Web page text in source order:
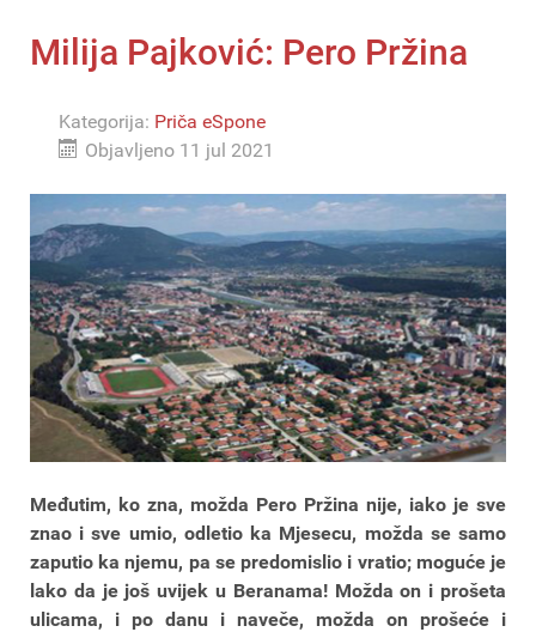
Milija Pajković: Pero Pržina
Kategorija: Priča eSpone
Objavljeno 11 jul 2021
Međutim, ko zna, možda Pero Pržina nije, iako je sve
znao i sve umio, odletio ka Mjesecu, možda se samo
zaputio ka njemu, pa se predomislio i vratio; moguće je
lako da je još uvijek u Beranama! Možda on i prošeta
ulicama, i po danu i naveče, možda on prošeće i